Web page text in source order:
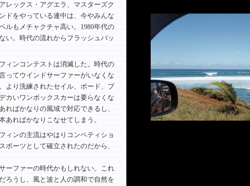
レックス・アグエラ、マスターズク
ドをやっている連中は、今やみんな
ルもメチャクチャ高い。1980年代の
い。時代の流れからフラッシュバッ
ィンコンテストは消滅した。時代の
ってウインドサーファーがいなくな
より洗練されたセイル、ボード、ブ
カいワンボックスカーは要らなくな
ればかなりの風域で対応できるし、
あればかなりこなせてしまう。
ンの主流はやはりコンペティショ
ポーツとして確立されたのだから、
ーファーの時代かもしれない。これ
ろうし、風と波と人の調和で自然を